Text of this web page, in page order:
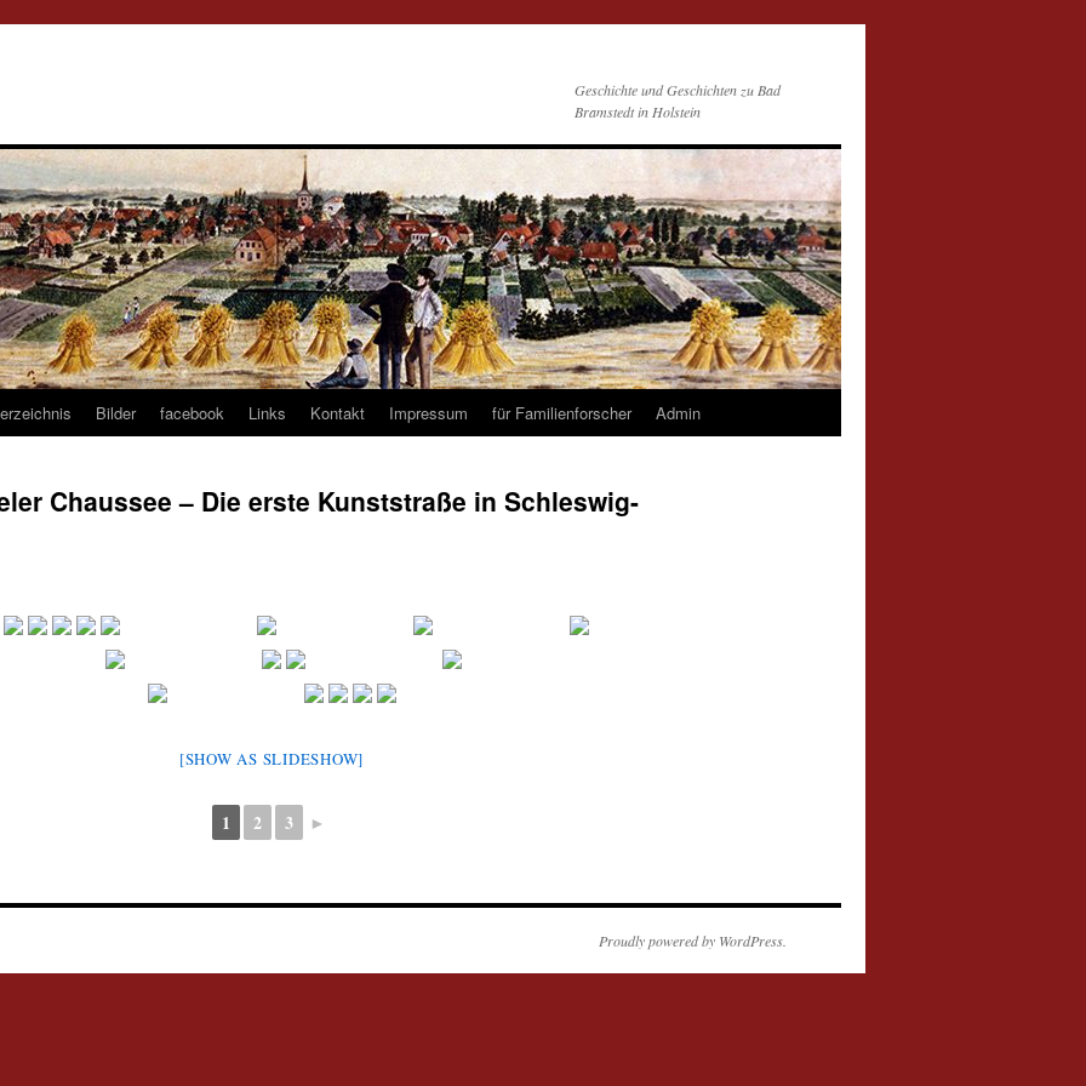
Geschichte und Geschichten zu Bad
Bramstedt in Holstein
Bilder facebook Links Kontakt Impressum für Familienforscher Admin
Chaussee – Die erste Kunststraße in Schleswig-
[SHOW AS SLIDESHOW]
1 2 3 ►
Proudly powered by WordPress.